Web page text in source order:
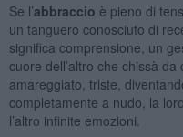
Se l’abbraccio è pieno di
un tanguero conosciuto di
significa comprensione, un
cuore dell’altro che chissà
amareggiato, triste,
completamente a nudo, la
l’altro infinite emozioni.